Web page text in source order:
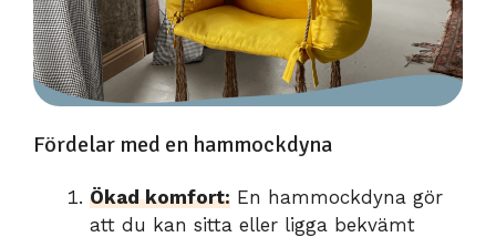
Fördelar med en hammockdyna
Ökad komfort: En hammockdyna gör
att du kan sitta eller ligga bekvämt